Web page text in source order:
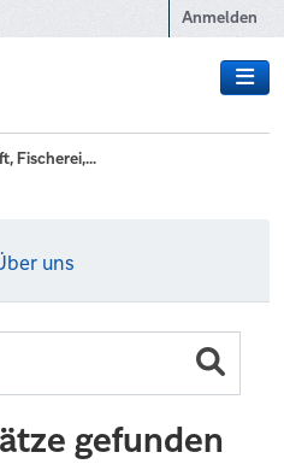
Anmelden
Fischerei,...
uns
gefunden